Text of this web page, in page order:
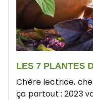
LES 7 PLANTES
Chère lectrice,
ça partout : 2023